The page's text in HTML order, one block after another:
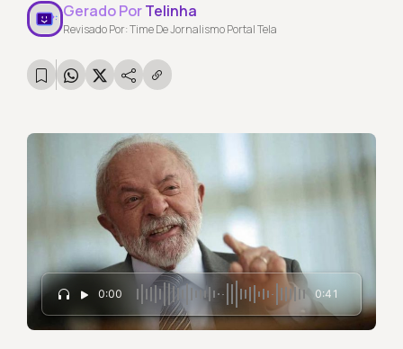
Gerado PorTelinha
Revisado Por: Time De Jornalismo Portal Tela
0:00 0:41